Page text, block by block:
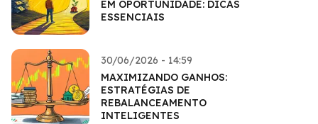
EM OPORTUNIDADE: DICAS
ESSENCIAIS
30/06/2026 - 14:59
MAXIMIZANDO GANHOS:
ESTRATÉGIAS DE
REBALANCEAMENTO
INTELIGENTES